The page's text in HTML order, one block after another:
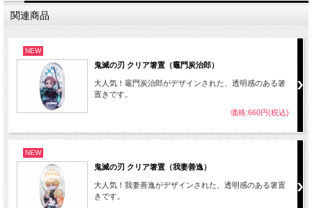
関連商品
NEW
鬼滅の刃 クリア箸置（竈門炭治郎）
大人気！竈門炭治郎がデザインされた、透明感のある箸
置きです。
価格:660円(税込)
NEW
鬼滅の刃 クリア箸置（我妻善逸）
大人気！我妻善逸がデザインされた、透明感のある箸置
きです。